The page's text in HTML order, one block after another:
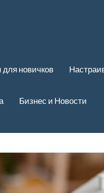
для новичков
Бизнес и Новости